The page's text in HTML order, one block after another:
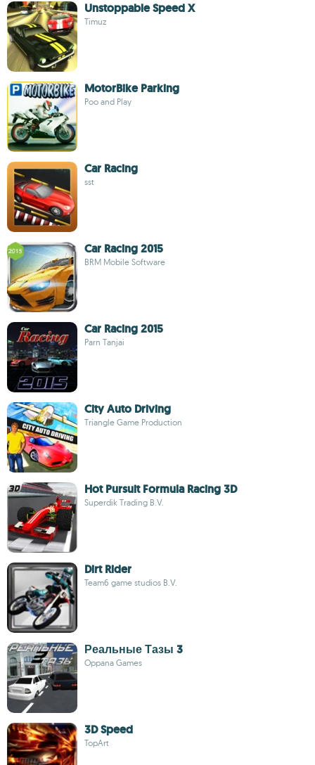
Unstoppable Speed X
Timuz
MotorBike Parking
Poo and Play
Car Racing
sst
Car Racing 2015
BRM Mobile Software
Car Racing 2015
Parn Tanjai
City Auto Driving
Triangle Game Production
Hot Pursuit Formula Racing 3D
Superdik Trading B.V.
Dirt Rider
Team6 game studios B.V.
Реальные Тазы 3
Oppana Games
3D Speed
TopArt